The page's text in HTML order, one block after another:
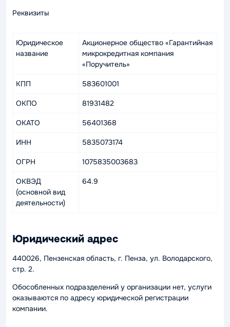
Реквизиты
Юридическое
название
Акционерное общество «Гарантийная
микрокредитная компания
«Поручитель»
КПП 583601001
ОКПО 81931482
ОКАТО 56401368
ИНН 5835073174
ОГРН 1075835003683
ОКВЭД
(основной вид
деятельности)
64.9
Юридический адрес
440026, Пензенская область, г. Пенза, ул. Володарского,
стр. 2.
Обособленных подразделений у организации нет, услуги
оказываются по адресу юридической регистрации
компании.